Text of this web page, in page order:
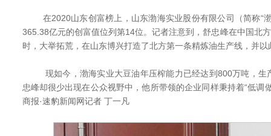
在2020山东创富榜上，山东渤海实业股份有限公司（简称“渤
365.38亿元的创富值位列第14位。记者注意到，舒忠峰在中国北
时，大举拓荒，在山东博兴打造了北方第一条精炼油生产线，并以
现如今，渤海实业大豆油年压榨能力已经达到800万吨，生
忠峰却很少出现在公众视野中，他所带领的企业同样秉持着“低
商报·速豹新闻网记者 丁一凡